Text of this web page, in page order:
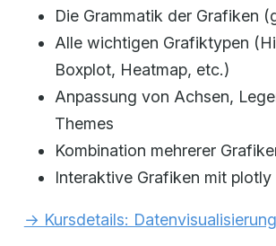
Die Grammatik der Grafiken
Alle wichtigen Grafiktypen
Boxplot, Heatmap, etc.)
Anpassung von Achsen,
Themes
Kombination mehrerer
Interaktive Grafiken mit plotly
→ Kursdetails: Datenvisualisierung